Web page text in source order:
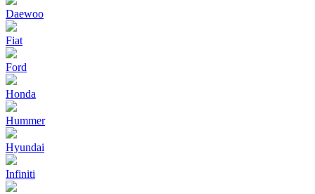
Daewoo
Fiat
Ford
Honda
Hummer
Hyundai
Infiniti